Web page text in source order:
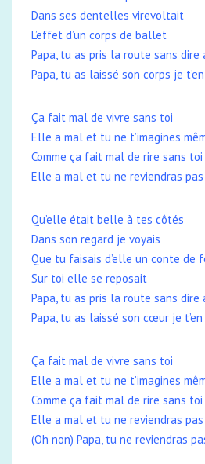
Dans ses dentelles virevoltait
L’effet d’un corps de ballet
Papa, tu as pris la route sans dire
Papa, tu as laissé son corps je
Ça fait mal de vivre sans toi
Elle a mal et tu ne t’imagines
Comme ça fait mal de rire sans toi
Elle a mal et tu ne reviendras pas
Qu’elle était belle à tes côtés
Dans son regard je voyais
Que tu faisais d’elle un conte de
Sur toi elle se reposait
Papa, tu as pris la route sans dire
Papa, tu as laissé son cœur je
Ça fait mal de vivre sans toi
Elle a mal et tu ne t’imagines
Comme ça fait mal de rire sans toi
Elle a mal et tu ne reviendras pas
(Oh non) Papa, tu ne reviendras